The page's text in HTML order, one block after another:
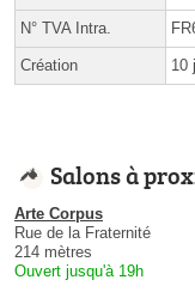
N° TVA Intra.
Création 10
Salons à
Arte Corpus
Rue de la Fraternité
214 mètres
Ouvert jusqu'à 19h